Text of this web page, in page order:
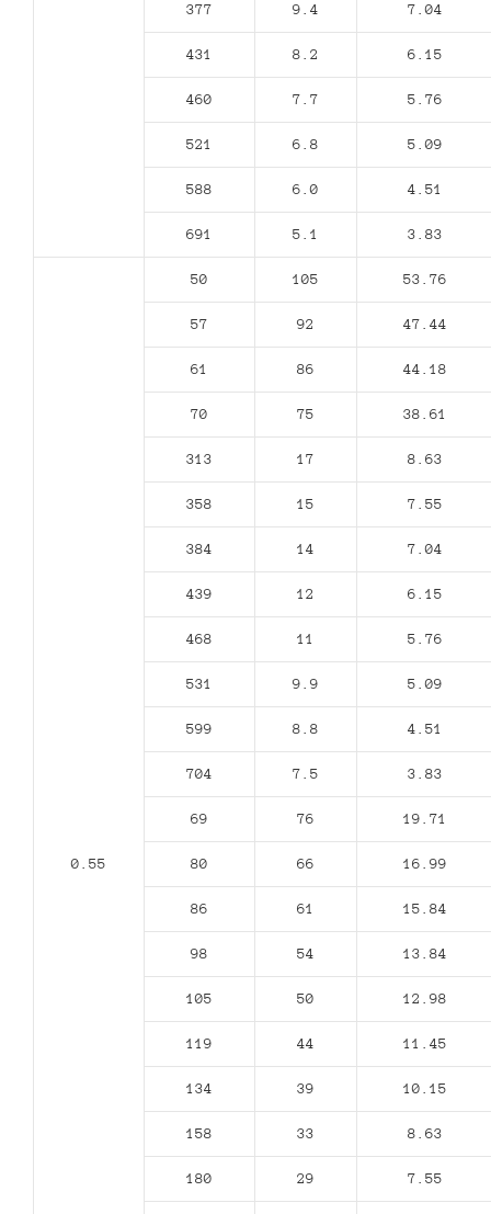
377 9.4 7.04
431 8.2 6.15
460 7.7 5.76
521 6.8 5.09
588 6.0 4.51
691 5.1 3.83
0.55
50 105 53.76
57 92 47.44
61 86 44.18
70 75 38.61
313 17 8.63
358 15 7.55
384 14 7.04
439 12 6.15
468 11 5.76
531 9.9 5.09
599 8.8 4.51
704 7.5 3.83
69 76 19.71
80 66 16.99
86 61 15.84
98 54 13.84
105 50 12.98
119 44 11.45
134 39 10.15
158 33 8.63
180 29 7.55